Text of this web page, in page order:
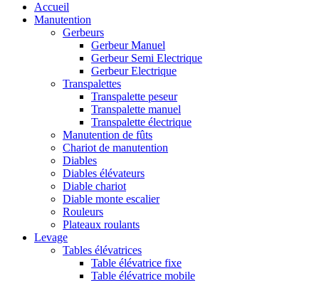
Accueil
Manutention
Gerbeurs
Gerbeur Manuel
Gerbeur Semi Electrique
Gerbeur Electrique
Transpalettes
Transpalette peseur
Transpalette manuel
Transpalette électrique
Manutention de fûts
Chariot de manutention
Diables
Diables élévateurs
Diable chariot
Diable monte escalier
Rouleurs
Plateaux roulants
Levage
Tables élévatrices
Table élévatrice fixe
Table élévatrice mobile